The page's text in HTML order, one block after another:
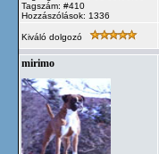
Tagszám: #410
Hozzászólások: 1336
Kiváló dolgozó
mirimo